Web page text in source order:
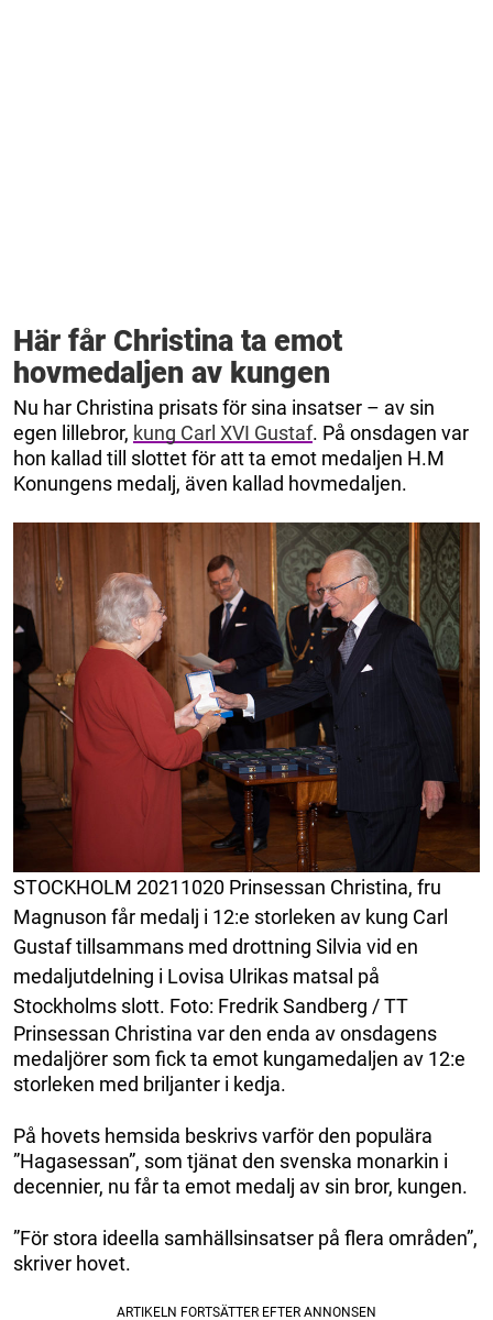
Här får Christina ta emot
hovmedaljen av kungen
Nu har Christina prisats för sina insatser – av sin
egen lillebror, kung Carl XVI Gustaf. På onsdagen var
hon kallad till slottet för att ta emot medaljen H.M
Konungens medalj, även kallad hovmedaljen.
STOCKHOLM 20211020 Prinsessan Christina, fru
Magnuson får medalj i 12:e storleken av kung Carl
Gustaf tillsammans med drottning Silvia vid en
medaljutdelning i Lovisa Ulrikas matsal på
Stockholms slott. Foto: Fredrik Sandberg / TT
Prinsessan Christina var den enda av onsdagens
medaljörer som fick ta emot kungamedaljen av 12:e
storleken med briljanter i kedja.
På hovets hemsida beskrivs varför den populära
”Hagasessan”, som tjänat den svenska monarkin i
decennier, nu får ta emot medalj av sin bror, kungen.
”För stora ideella samhällsinsatser på flera områden”,
skriver hovet.